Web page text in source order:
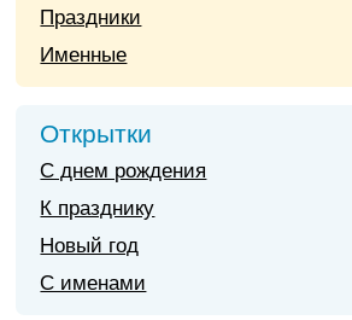
Праздники
Именные
Открытки
С днем рождения
К празднику
Новый год
С именами